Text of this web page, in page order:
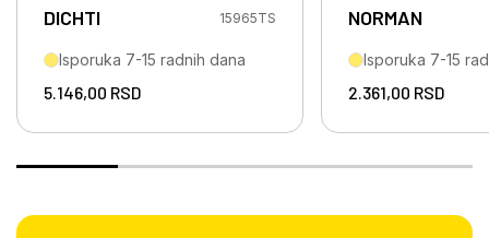
DICHTI 15965TS
Isporuka 7-15 radnih dana
5.146,00 RSD
NORMAN
Isporuka 7-15
2.361,00 RSD